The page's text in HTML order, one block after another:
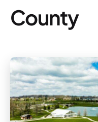
County